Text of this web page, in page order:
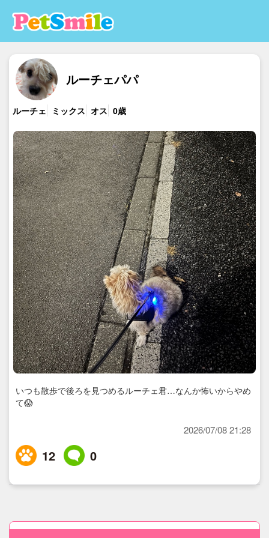
ルーチェパパ
ルーチェ ミックス オス 0歳
いつも散歩で後ろを見つめるルーチェ君…なんか怖いからやめ
て😱
2026/07/08 21:28
12 0